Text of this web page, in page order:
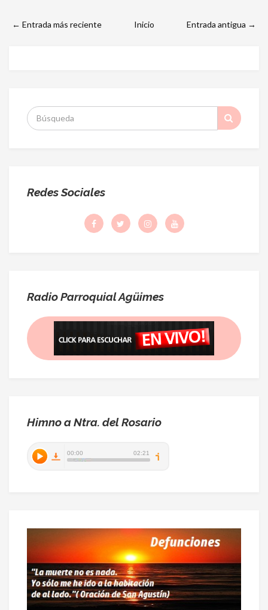
← Entrada más reciente Entrada antigua →
Inicio
S
:
Redes Sociales
Radio Parroquial Agüimes
Himno a Ntra. del Rosario